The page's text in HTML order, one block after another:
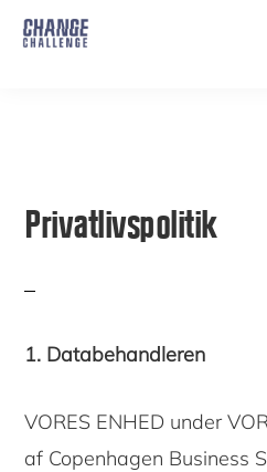
Skip
Privatlivspolitik
1. Databehandleren
VORES ENHED under
af Copenhagen Business